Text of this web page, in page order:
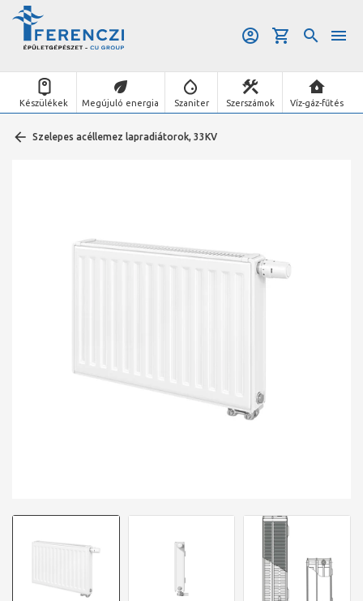
Készülékek Megújuló energia Szaniter Szerszámok Víz-gáz-fűtés
Szelepes acéllemez lapradiátorok, 33KV